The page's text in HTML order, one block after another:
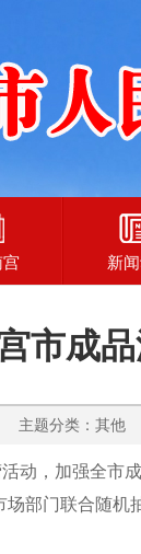
宫 新
市成
主题分类：其
活动，加强全市
场部门联合随机